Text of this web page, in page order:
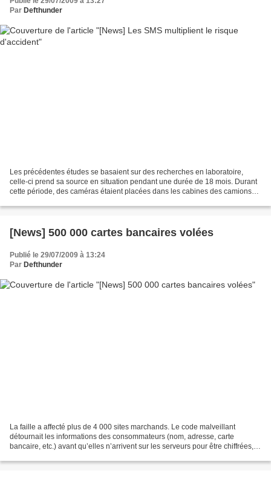
Par Defthunder
Les précédentes études se basaient sur des recherches en laboratoire,
celle-ci prend sa source en situation pendant une durée de 18 mois. Durant
cette période, des caméras étaient placées dans les cabines des camions
[News] 500 000 cartes bancaires volées
Publié le 29/07/2009 à 13:24
Par Defthunder
La faille a affecté plus de 4 000 sites marchands. Le code malveillant
détournait les informations des consommateurs (nom, adresse, carte
bancaire, etc.) avant qu’elles n’arrivent sur les serveurs pour être chiffrées,